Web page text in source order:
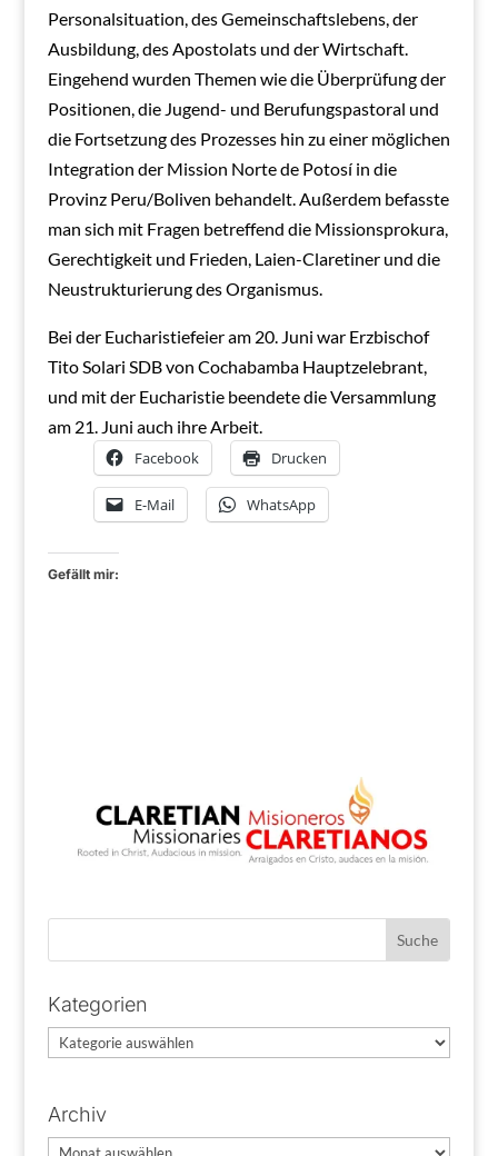
Personalsituation, des Gemeinschaftslebens, der
Ausbildung, des Apostolats und der Wirtschaft.
Eingehend wurden Themen wie die Überprüfung der
Positionen, die Jugend- und Berufungspastoral und
die Fortsetzung des Prozesses hin zu einer möglichen
Integration der Mission Norte de Potosí in die
Provinz Peru/Boliven behandelt. Außerdem befasste
man sich mit Fragen betreffend die Missionsprokura,
Gerechtigkeit und Frieden, Laien-Claretiner und die
Neustrukturierung des Organismus.
Bei der Eucharistiefeier am 20. Juni war Erzbischof
Tito Solari SDB von Cochabamba Hauptzelebrant,
und mit der Eucharistie beendete die Versammlung
am 21. Juni auch ihre Arbeit.
Facebook Drucken
E-Mail WhatsApp
Gefällt mir:
Kategorien
Kategorien
Archiv
Archiv